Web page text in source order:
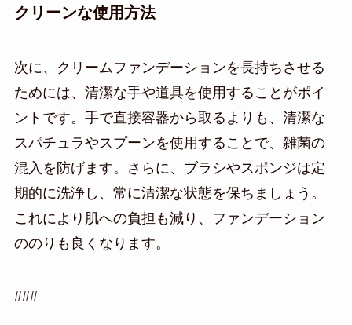
クリーンな使用方法
次に、クリームファンデーションを長持ちさせる
ためには、清潔な手や道具を使用することがポイ
ントです。手で直接容器から取るよりも、清潔な
スパチュラやスプーンを使用することで、雑菌の
混入を防げます。さらに、ブラシやスポンジは定
期的に洗浄し、常に清潔な状態を保ちましょう。
これにより肌への負担も減り、ファンデーション
ののりも良くなります。
###